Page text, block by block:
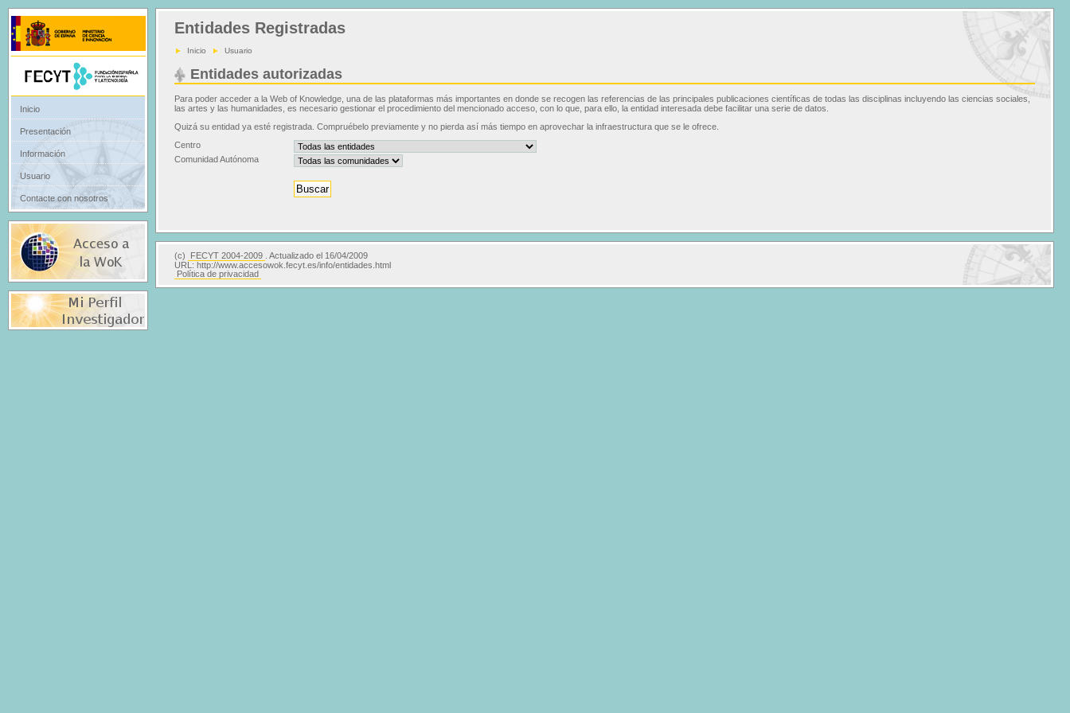
Entidades Registradas
Inicio Usuario
Entidades autorizadas
Para poder acceder a la Web of Knowledge, una de las plataformas más importantes en donde se recogen las referencias de las principales publicaciones científicas de todas las disciplinas incluyendo las ciencias sociales,
las artes y las humanidades, es necesario gestionar el procedimiento del mencionado acceso, con lo que, para ello, la entidad interesada debe facilitar una serie de datos.
Quizá su entidad ya esté registrada. Compruébelo previamente y no pierda así más tiempo en aprovechar la infraestructura que se le ofrece.
Centro
Comunidad Autónoma
(c) FECYT 2004-2009
. Actualizado el 16/04/2009
URL: http://www.accesowok.fecyt.es/info/entidades.html
Política de privacidad
Inicio
Presentación
Información
Usuario
Contacte con nosotros